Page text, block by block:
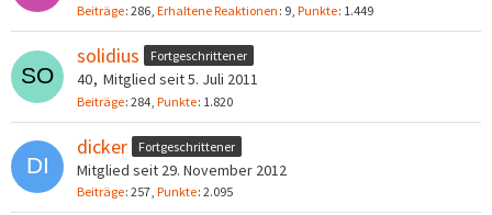
Beiträge 286 Erhaltene Reaktionen 9 Punkte 1.449
solidius Fortgeschrittener
40 Mitglied seit 5. Juli 2011
Beiträge 284 Punkte 1.820
dicker Fortgeschrittener
Mitglied seit 29. November 2012
Beiträge 257 Punkte 2.095